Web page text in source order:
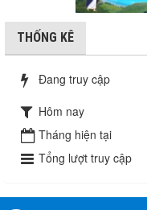
THỐNG KÊ
Đang truy cập
Hôm nay
Tháng hiện tại
Tổng lượt truy cập